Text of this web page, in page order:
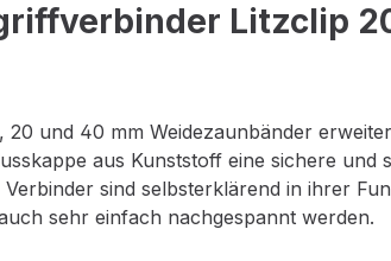
Litzclip
und 40 mm Weidezaunbänder
aus Kunststoff eine sichere
sind selbsterklärend in ihrer
sehr einfach nachgespannt werden.